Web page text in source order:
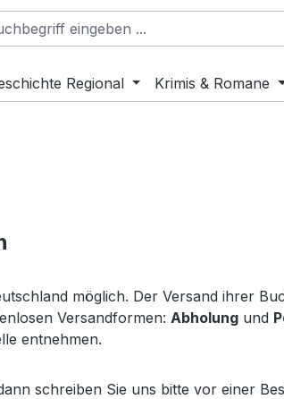
Regional Krimis & Romane
möglich. Der Versand ihrer
Versandformen: Abholung und
entnehmen.
schreiben Sie uns bitte vor einer